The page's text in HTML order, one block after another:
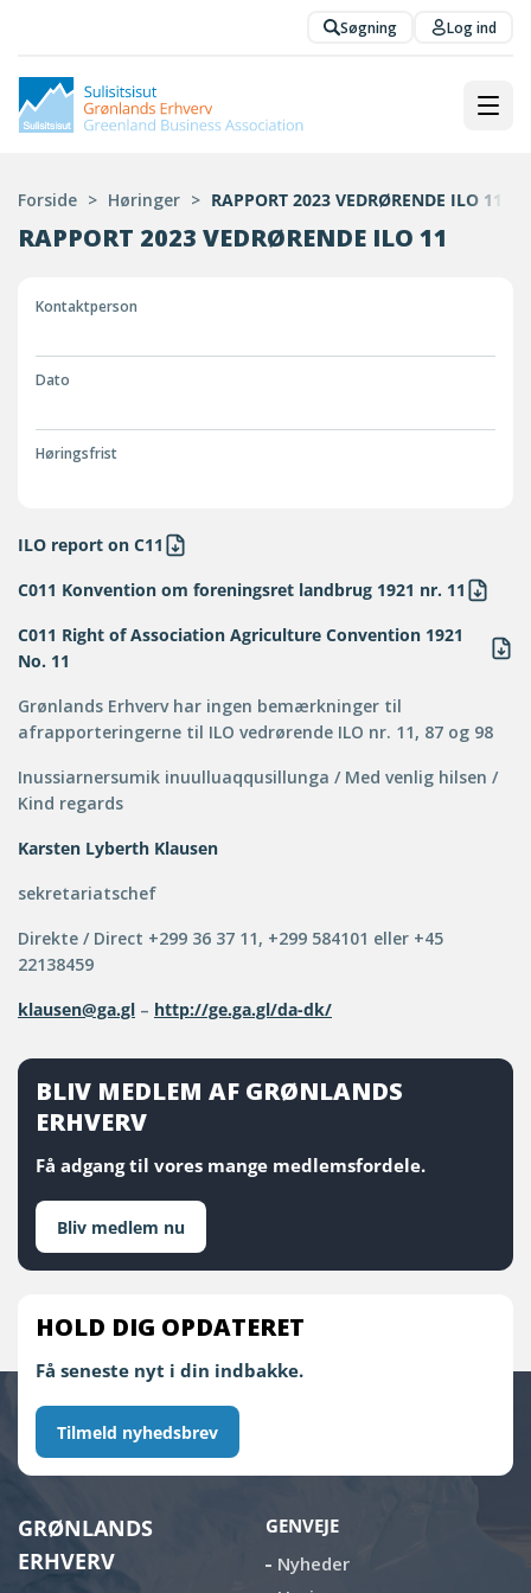
Søgning Log ind
Forside > Høringer > RAPPORT 2023 VEDRØRENDE ILO 11
RAPPORT 2023 VEDRØRENDE ILO 11
Kontaktperson
Dato
Høringsfrist
ILO report on C11
C011 Konvention om foreningsret landbrug 1921 nr. 11
C011 Right of Association Agriculture Convention 1921
No. 11
Grønlands Erhverv har ingen bemærkninger til
afrapporteringerne til ILO vedrørende ILO nr. 11, 87 og 98
Inussiarnersumik inuulluaqqusillunga / Med venlig hilsen /
Kind regards
Karsten Lyberth Klausen
sekretariatschef
Direkte / Direct +299 36 37 11, +299 584101 eller +45
22138459
klausen@ga.gl – http://ge.ga.gl/da-dk/
BLIV MEDLEM AF GRØNLANDS
ERHVERV
Få adgang til vores mange medlemsfordele.
Bliv medlem nu
HOLD DIG OPDATERET
Få seneste nyt i din indbakke.
Tilmeld nyhedsbrev
GRØNLANDS
ERHVERV
GENVEJE
Nyheder